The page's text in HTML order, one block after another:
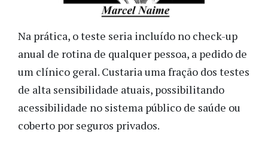
Na prática, o teste seria incluído no check-up
anual de rotina de qualquer pessoa, a pedido de
um clínico geral. Custaria uma fração dos testes
de alta sensibilidade atuais, possibilitando
acessibilidade no sistema público de saúde ou
coberto por seguros privados.